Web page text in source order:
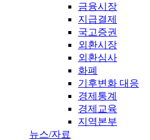
금융시장
지급결제
국고증권
외환시장
외환심사
화폐
기후변화 대응
경제통계
경제교육
지역본부
뉴스/자료